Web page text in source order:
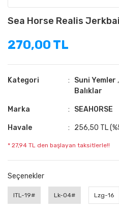
Sea Horse Realis
270,00 TL
Kategori Suni Yemler ,
Balıklar
Marka SEAHORSE
Havale 256,50 TL
* 27,94 TL den başlayan taksitlerle!!
Seçenekler
ITL-19# Lk-04# Lzg-16